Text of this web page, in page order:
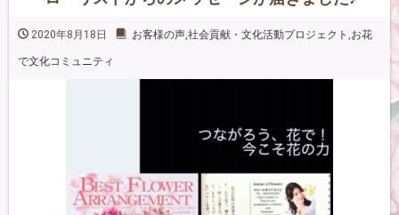
2020年8月18日 お客様の声 社会貢献・文化活動プロジェクト お花
で文化コミュニティ